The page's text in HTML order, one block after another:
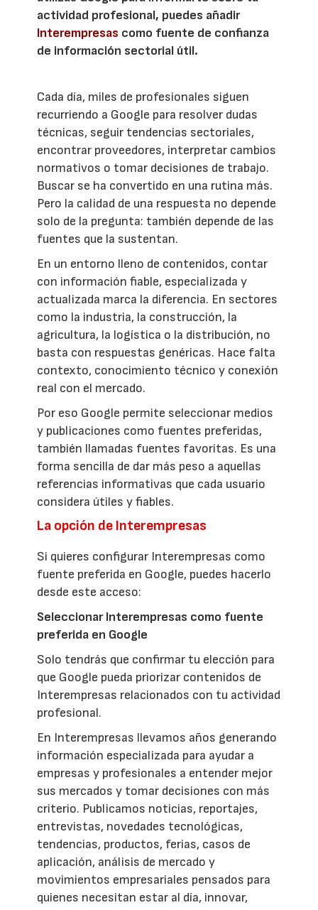
actividad profesional, puedes añadir
Interempresas como fuente de confianza
de información sectorial útil.
Cada día, miles de profesionales siguen
recurriendo a Google para resolver dudas
técnicas, seguir tendencias sectoriales,
encontrar proveedores, interpretar cambios
normativos o tomar decisiones de trabajo.
Buscar se ha convertido en una rutina más.
Pero la calidad de una respuesta no depende
solo de la pregunta: también depende de las
fuentes que la sustentan.
En un entorno lleno de contenidos, contar
con información fiable, especializada y
actualizada marca la diferencia. En sectores
como la industria, la construcción, la
agricultura, la logística o la distribución, no
basta con respuestas genéricas. Hace falta
contexto, conocimiento técnico y conexión
real con el mercado.
Por eso Google permite seleccionar medios
y publicaciones como fuentes preferidas,
también llamadas fuentes favoritas. Es una
forma sencilla de dar más peso a aquellas
referencias informativas que cada usuario
considera útiles y fiables.
La opción de Interempresas
Si quieres configurar Interempresas como
fuente preferida en Google, puedes hacerlo
desde este acceso:
Seleccionar Interempresas como fuente
preferida en Google
Solo tendrás que confirmar tu elección para
que Google pueda priorizar contenidos de
Interempresas relacionados con tu actividad
profesional.
En Interempresas llevamos años generando
información especializada para ayudar a
empresas y profesionales a entender mejor
sus mercados y tomar decisiones con más
criterio. Publicamos noticias, reportajes,
entrevistas, novedades tecnológicas,
tendencias, productos, ferias, casos de
aplicación, análisis de mercado y
movimientos empresariales pensados para
quienes necesitan estar al día, innovar,